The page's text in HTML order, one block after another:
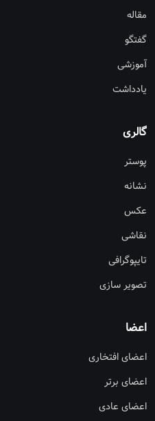
مقاله
گفتگو
آموزشی
یادداشت
گالری
پوستر
نشانه
عکس
نقاشی
تایپوگرافی
تصویر سازی
اعضا
اعضای افتخاری
اعضای برتر
اعضای عادی